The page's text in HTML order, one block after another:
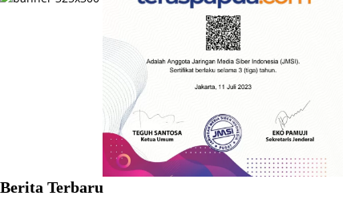
Berita Terbaru